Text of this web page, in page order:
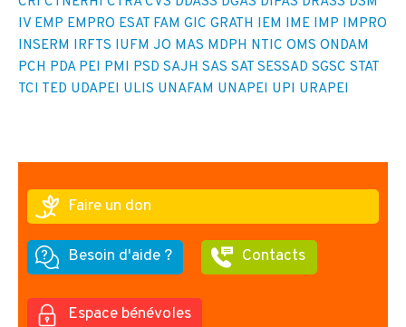
IV EMP EMPRO ESAT FAM GIC GRATH IEM IME IMP IMPRO
INSERM IRFTS IUFM JO MAS MDPH NTIC OMS ONDAM
PCH PDA PEI PMI PSD SAJH SAS SAT SESSAD SGSC STAT
TCI TED UDAPEI ULIS UNAFAM UNAPEI UPI URAPEI
Faire un don
Besoin d'aide ? Contacts
Espace bénévoles